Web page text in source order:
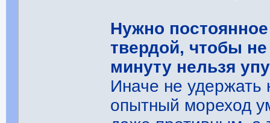
Нужно
твердой, чтобы
минуту нельзя
Иначе не удержать
опытный мореход